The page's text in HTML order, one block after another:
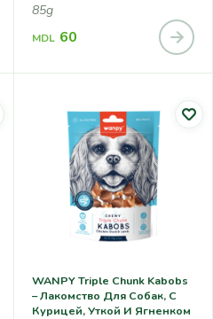
85g
MDL 60
WANPY Triple Chunk Kabobs
– Лакомство Для Собак, С
Курицей, Уткой И Ягненком